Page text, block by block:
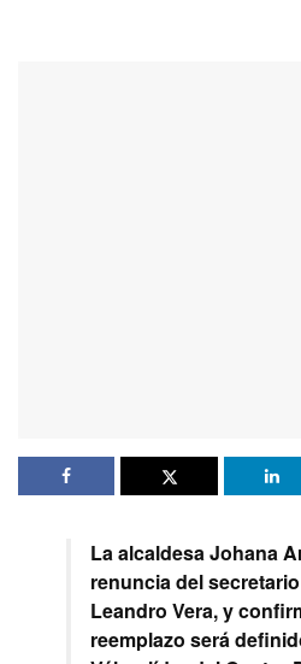
La alcaldesa Johana
renuncia del
Leandro Vera, y
reemplazo será